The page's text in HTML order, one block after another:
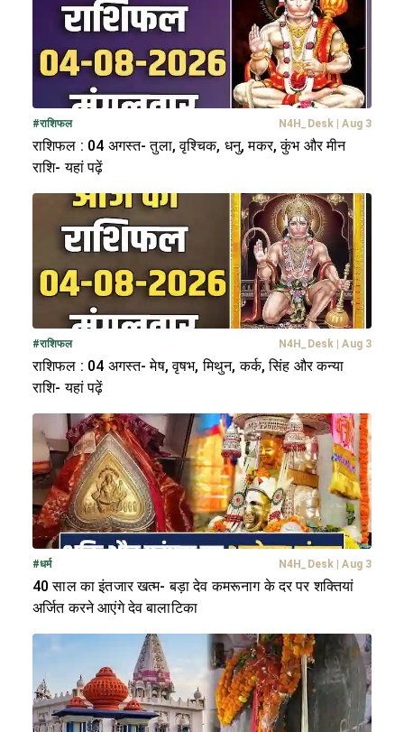
#राशिफल N4H_Desk Aug 3
राशिफल : 04 अगस्त- तुला, वृश्चिक, धनु, मकर, कुंभ और मीन
राशि- यहां पढ़ें
#राशिफल N4H_Desk Aug 3
राशिफल : 04 अगस्त- मेष, वृषभ, मिथुन, कर्क, सिंह और कन्या
राशि- यहां पढ़ें
#धर्म N4H_Desk Aug 3
40 साल का इंतजार खत्म- बड़ा देव कमरूनाग के दर पर शक्तियां
अर्जित करने आएंगे देव बालाटिका